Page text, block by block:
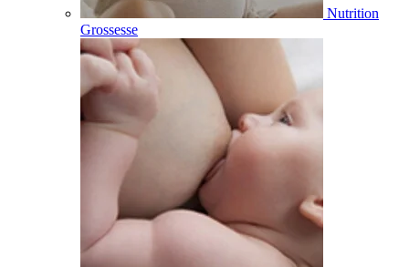
Nutrition
Grossesse